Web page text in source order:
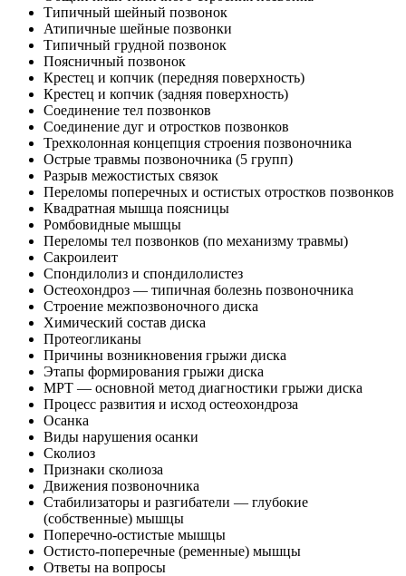
Типичный шейный позвонок
Атипичные шейные позвонки
Типичный грудной позвонок
Поясничный позвонок
Крестец и копчик (передняя поверхность)
Крестец и копчик (задняя поверхность)
Соединение тел позвонков
Соединение дуг и отростков позвонков
Трехколонная концепция строения позвоночника
Острые травмы позвоночника (5 групп)
Разрыв межостистых связок
Переломы поперечных и остистых отростков позвонков
Квадратная мышца поясницы
Ромбовидные мышцы
Переломы тел позвонков (по механизму травмы)
Сакроилеит
Спондилолиз и спондилолистез
Остеохондроз — типичная болезнь позвоночника
Строение межпозвоночного диска
Химический состав диска
Протеогликаны
Причины возникновения грыжи диска
Этапы формирования грыжи диска
МРТ — основной метод диагностики грыжи диска
Процесс развития и исход остеохондроза
Осанка
Виды нарушения осанки
Сколиоз
Признаки сколиоза
Движения позвоночника
Стабилизаторы и разгибатели — глубокие
(собственные) мышцы
Поперечно-остистые мышцы
Остисто-поперечные (ременные) мышцы
Ответы на вопросы